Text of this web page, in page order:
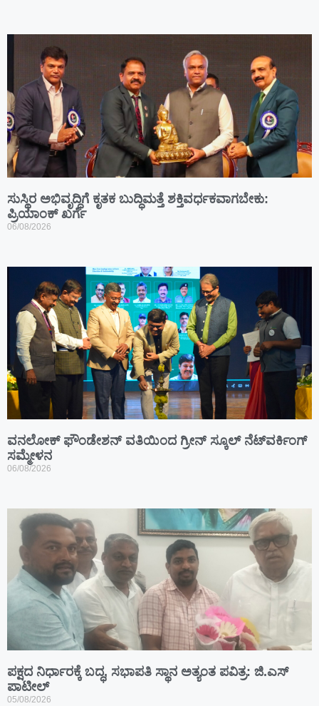
ಸುಸ್ಥಿರ ಅಭಿವೃದ್ಧಿಗೆ ಕೃತಕ ಬುದ್ಧಿಮತ್ತೆ ಶಕ್ತಿವರ್ಧಕವಾಗಬೇಕು:
ಪ್ರಿಯಾಂಕ್ ಖರ್ಗೆ
06/08/2026
ವನಲೋಕ್ ಫೌಂಡೇಶನ್ ವತಿಯಿಂದ ಗ್ರೀನ್ ಸ್ಕೂಲ್ ನೆಟ್‌ವರ್ಕಿಂಗ್
ಸಮ್ಮೇಳನ
06/08/2026
ಪಕ್ಷದ ನಿರ್ಧಾರಕ್ಕೆ ಬದ್ಧ, ಸಭಾಪತಿ ಸ್ಥಾನ ಅತ್ಯಂತ ಪವಿತ್ರ: ಜಿ.ಎಸ್
ಪಾಟೀಲ್
05/08/2026